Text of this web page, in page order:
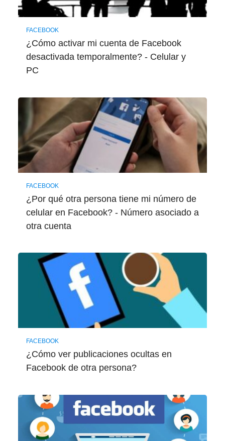
FACEBOOK
¿Cómo activar mi cuenta de Facebook
desactivada temporalmente? - Celular y
PC
FACEBOOK
¿Por qué otra persona tiene mi número de
celular en Facebook? - Número asociado a
otra cuenta
FACEBOOK
¿Cómo ver publicaciones ocultas en
Facebook de otra persona?